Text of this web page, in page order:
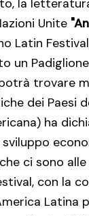
Unite
Latin
un
trovare
dei Paesi
ha
ci sono
con la
Latina